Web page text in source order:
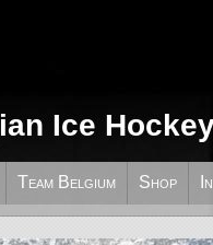
Ice
Team Belgium Shop